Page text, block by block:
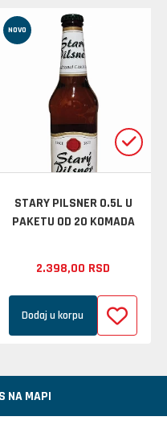
NOVO
STARY PILSNER 0.5L U
PAKETU OD 20 KOMADA
2.398,00 RSD
Dodaj u korpu
NA MAPI